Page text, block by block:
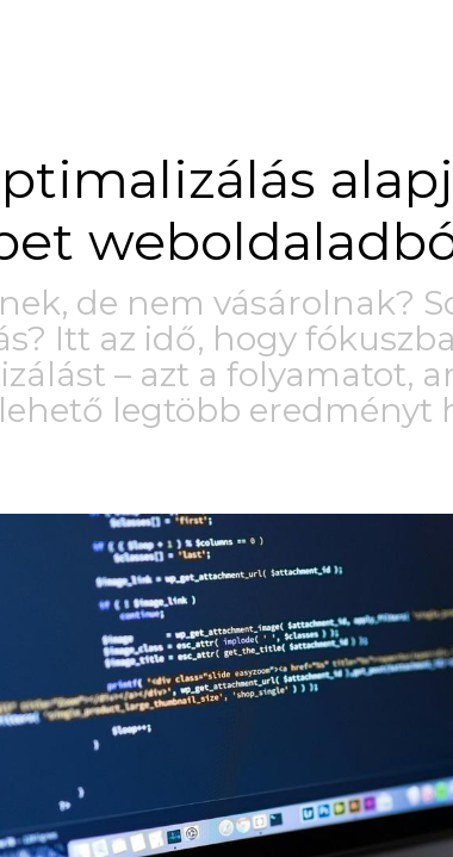
de nem vásárolnak?
Itt az idő, hogy
– azt a folyamatot,
legtöbb eredményt